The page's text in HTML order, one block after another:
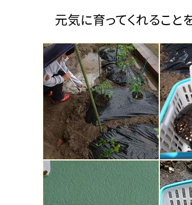
元気に育ってくれること